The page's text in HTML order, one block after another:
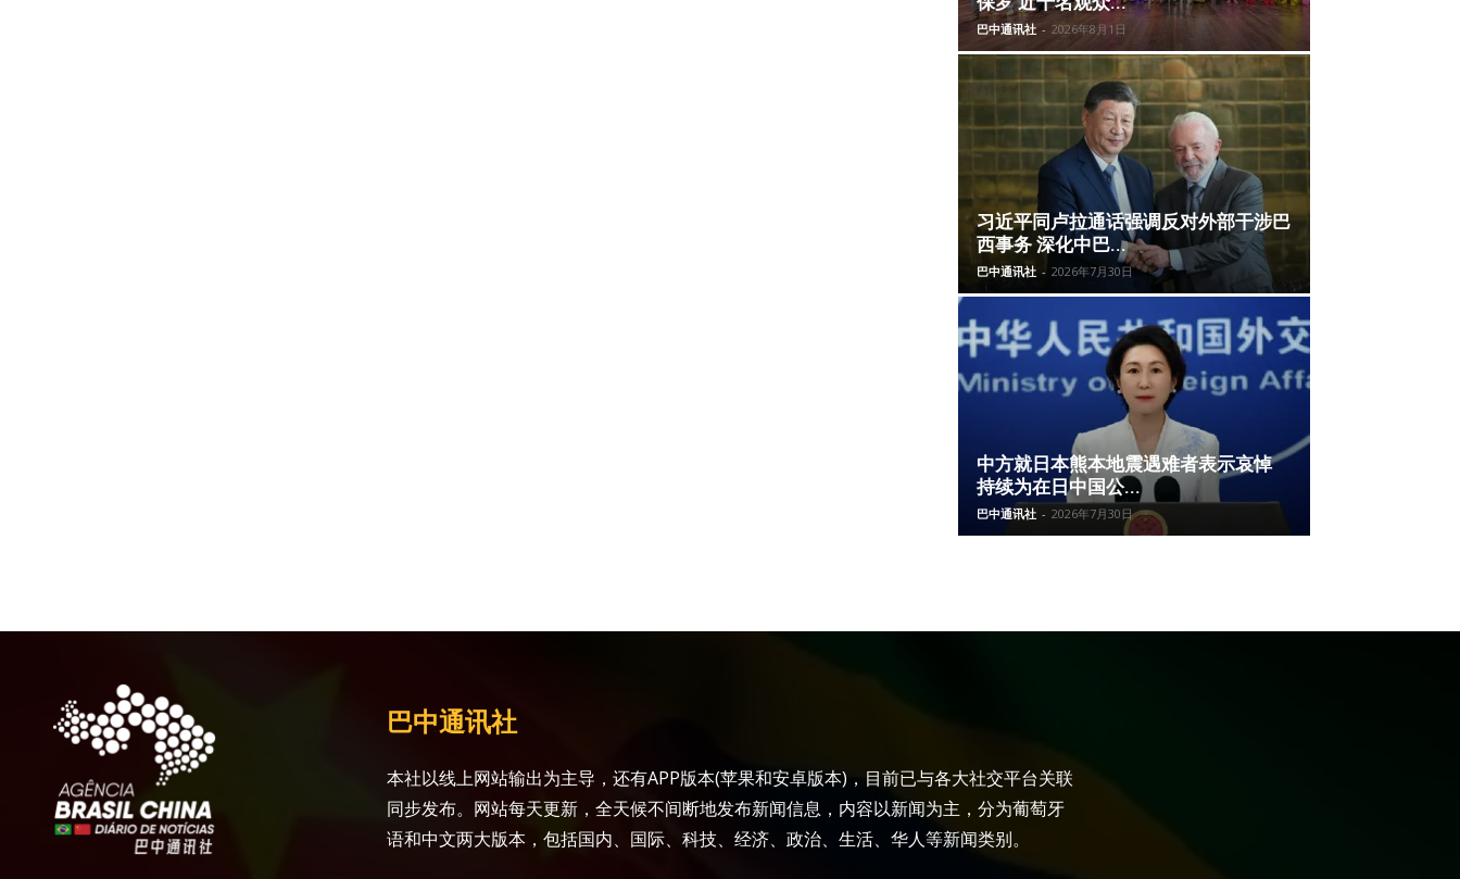
巴中通讯社 - 2026年8月1日
习近平同卢拉通话强调反对外部干涉巴
西事务 深化中巴...
巴中通讯社 - 2026年7月30日
中方就日本熊本地震遇难者表示哀悼
持续为在日中国公...
巴中通讯社 - 2026年7月30日
巴中通讯社
本社以线上网站输出为主导，还有APP版本(苹果和安卓版本)，目前已与各大社交平台关联
同步发布。网站每天更新，全天候不间断地发布新闻信息，内容以新闻为主，分为葡萄牙
语和中文两大版本，包括国内、国际、科技、经济、政治、生活、华人等新闻类别。